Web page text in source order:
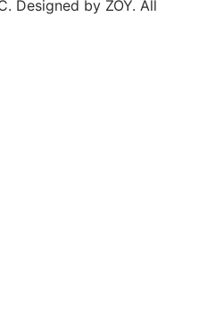
Designed by ZOY. All